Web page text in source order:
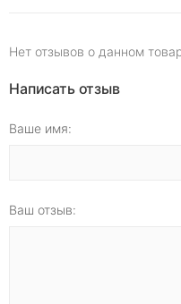
Нет отзывов о данном
Написать отзыв
Ваше имя:
Ваш отзыв: